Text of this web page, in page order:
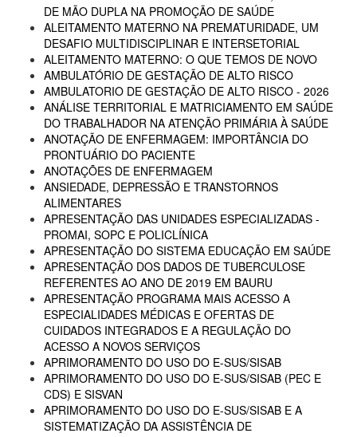
DE MÃO DUPLA NA PROMOÇÃO DE SAÚDE
ALEITAMENTO MATERNO NA PREMATURIDADE, UM
DESAFIO MULTIDISCIPLINAR E INTERSETORIAL
ALEITAMENTO MATERNO: O QUE TEMOS DE NOVO
AMBULATÓRIO DE GESTAÇÃO DE ALTO RISCO
AMBULATORIO DE GESTAÇÃO DE ALTO RISCO - 2026
ANÁLISE TERRITORIAL E MATRICIAMENTO EM SAÚDE
DO TRABALHADOR NA ATENÇÃO PRIMÁRIA À SAÚDE
ANOTAÇÃO DE ENFERMAGEM: IMPORTÂNCIA DO
PRONTUÁRIO DO PACIENTE
ANOTAÇÕES DE ENFERMAGEM
ANSIEDADE, DEPRESSÃO E TRANSTORNOS
ALIMENTARES
APRESENTAÇÃO DAS UNIDADES ESPECIALIZADAS -
PROMAI, SOPC E POLICLÍNICA
APRESENTAÇÃO DO SISTEMA EDUCAÇÃO EM SAÚDE
APRESENTAÇÃO DOS DADOS DE TUBERCULOSE
REFERENTES AO ANO DE 2019 EM BAURU
APRESENTAÇÃO PROGRAMA MAIS ACESSO A
ESPECIALIDADES MÉDICAS E OFERTAS DE
CUIDADOS INTEGRADOS E A REGULAÇÃO DO
ACESSO A NOVOS SERVIÇOS
APRIMORAMENTO DO USO DO E-SUS/SISAB
APRIMORAMENTO DO USO DO E-SUS/SISAB (PEC E
CDS) E SISVAN
APRIMORAMENTO DO USO DO E-SUS/SISAB E A
SISTEMATIZAÇÃO DA ASSISTÊNCIA DE